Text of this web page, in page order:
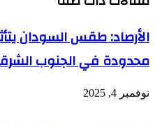
الأرصاد: طقس السودان
محدودة في الجنوب
نوفمبر 4, 2025